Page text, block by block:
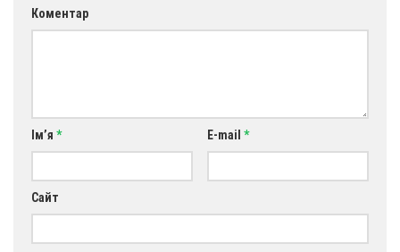
Коментар
Ім’я * E-mail *
Сайт